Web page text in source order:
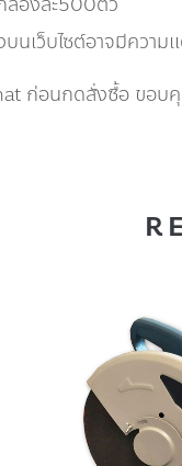
นเว็บไซต์อาจมีความ
ก่อนกดสั่งซื้อ ขอบ